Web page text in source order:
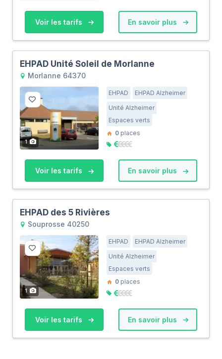
Voir les tarifs En savoir plus
EHPAD Unité Soleil de Morlanne
Morlanne 64370
1
EHPAD
EHPAD Alzheimer
Unité Alzheimer
Espaces verts
0 places
Voir les tarifs En savoir plus
EHPAD des 5 Rivières
Souprosse 40250
1
EHPAD
EHPAD Alzheimer
Unité Alzheimer
Espaces verts
0 places
Voir les tarifs En savoir plus